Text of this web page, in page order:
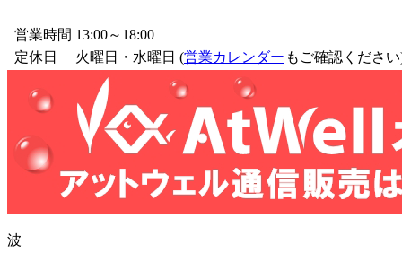
営業時間 13:00～18:00
定休日
火曜日・水曜日 (営業カレンダー もご確認くださ
波